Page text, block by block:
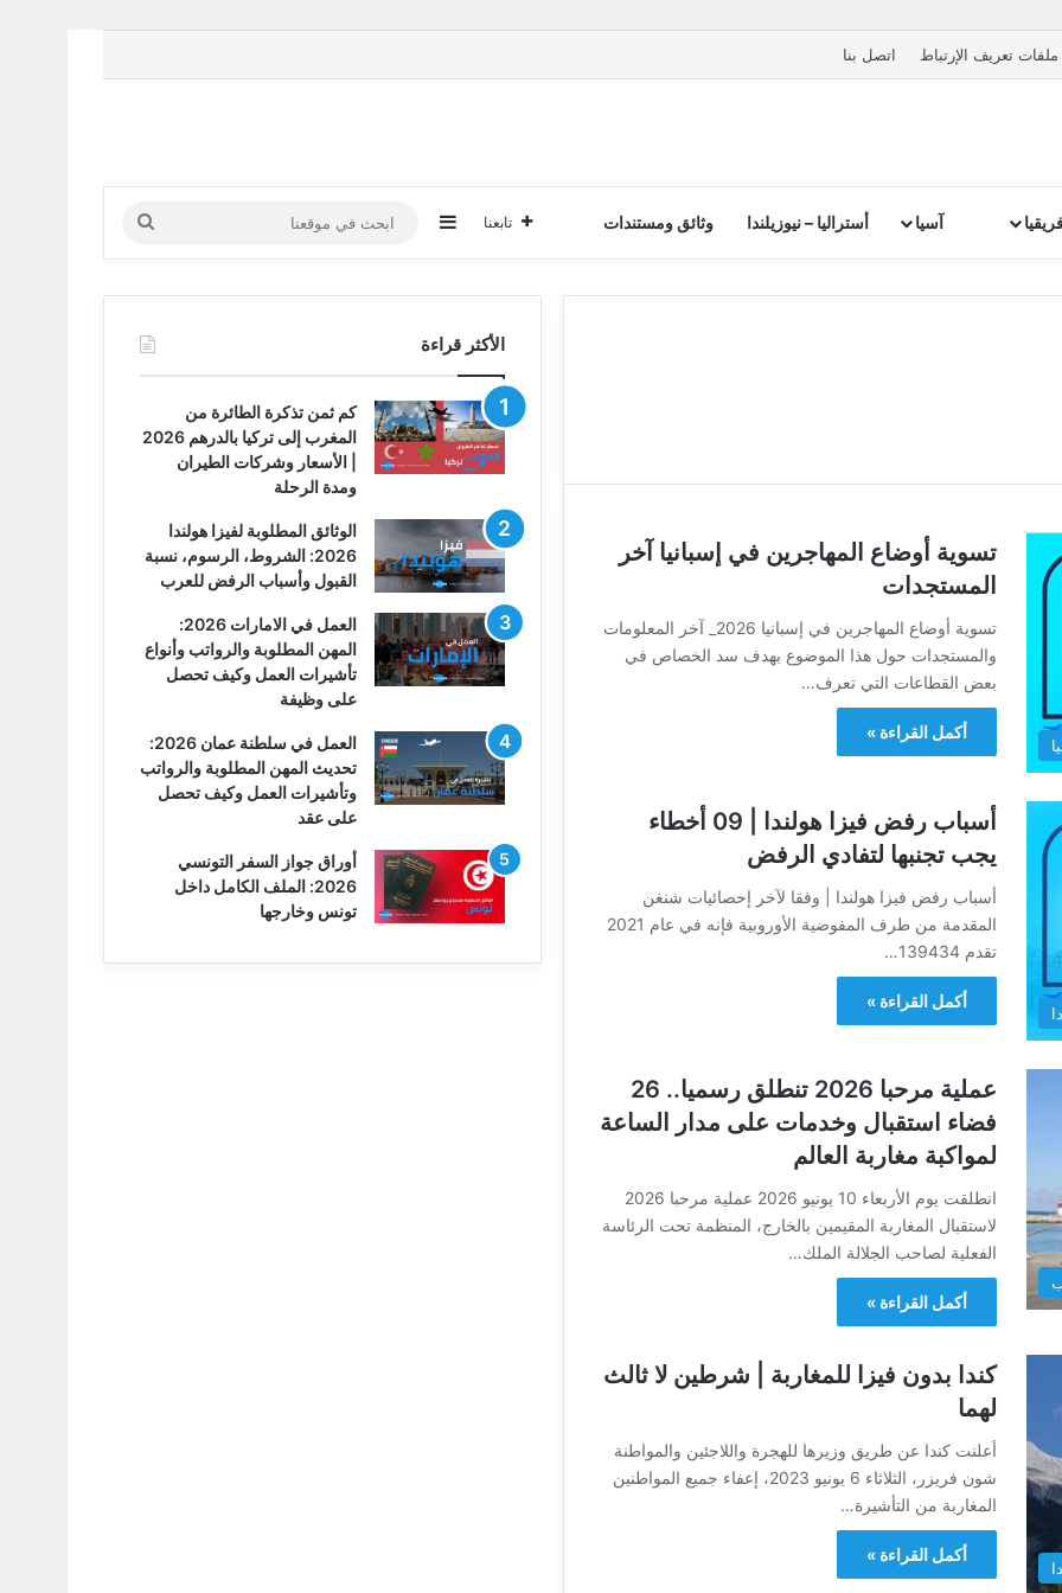
ملفات تعريف الإرتباط اتصل بنا
آسيا أستراليا – نيوزيلندا وثائق ومستندات تابعنا إضافة عمود جانبي
ابحث
في
تسوية أوضاع المهاجرين في إسبانيا آخر
المستجدات
تسوية أوضاع المهاجرين في إسبانيا 2026_ آخر المعلومات
والمستجدات حول هذا الموضوع بهدف سد الخصاص في
بعض القطاعات التي تعرف…
أكمل القراءة »
أسباب رفض فيزا هولندا | 09 أخطاء
يجب تجنبها لتفادي الرفض
أسباب رفض فيزا هولندا | وفقا لآخر إحصائيات شنغن
المقدمة من طرف المفوضية الأوروبية فإنه في عام 2021
تقدم 139434…
أكمل القراءة »
عملية مرحبا 2026 تنطلق رسميا.. 26
فضاء استقبال وخدمات على مدار الساعة
لمواكبة مغاربة العالم
انطلقت يوم الأربعاء 10 يونيو 2026 عملية مرحبا 2026
لاستقبال المغاربة المقيمين بالخارج، المنظمة تحت الرئاسة
الفعلية لصاحب الجلالة الملك…
أكمل القراءة »
كندا بدون فيزا للمغاربة | شرطين لا ثالث
لهما
أعلنت كندا عن طريق وزيرها للهجرة واللاجئين والمواطنة
شون فريزر، الثلاثاء 6 يونيو 2023، إعفاء جميع المواطنين
المغاربة من التأشيرة…
أكمل القراءة »
الأكثر قراءة
كم ثمن تذكرة الطائرة من
المغرب إلى تركيا بالدرهم 2026
| الأسعار وشركات الطيران
ومدة الرحلة
الوثائق المطلوبة لفيزا هولندا
2026: الشروط، الرسوم، نسبة
القبول وأسباب الرفض للعرب
العمل في الامارات 2026:
المهن المطلوبة والرواتب وأنواع
تأشيرات العمل وكيف تحصل
على وظيفة
العمل في سلطنة عمان 2026:
تحديث المهن المطلوبة والرواتب
وتأشيرات العمل وكيف تحصل
على عقد
أوراق جواز السفر التونسي
2026: الملف الكامل داخل
تونس وخارجها